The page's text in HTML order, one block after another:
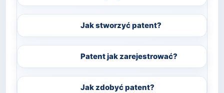
Jak stworzyć patent?
Patent jak zarejestrować?
Jak zdobyć patent?